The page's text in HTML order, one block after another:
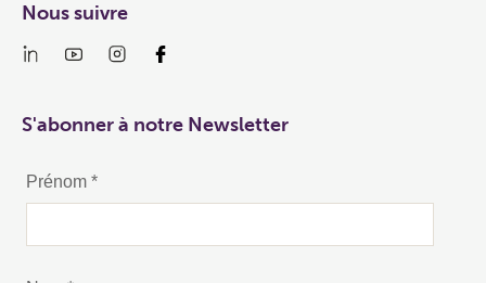
Nous suivre
S'abonner à notre Newsletter